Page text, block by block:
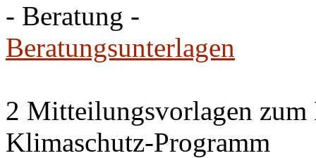
- Beratung -
Beratungsunterlagen
2 Mitteilungsvorlagen zum
Klimaschutz-Programm